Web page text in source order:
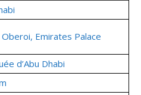
Emirates Palace
d’Abu Dhabi